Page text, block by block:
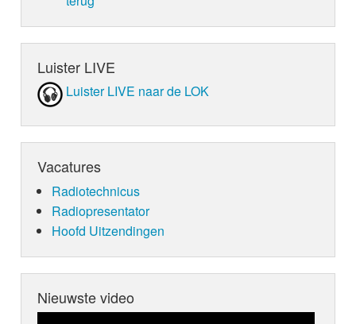
Luister LIVE
Luister LIVE naar de LOK
Vacatures
Radiotechnicus
Radiopresentator
Hoofd Uitzendingen
Nieuwste video